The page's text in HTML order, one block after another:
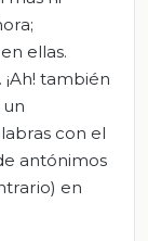
ellas.
también
con el
antónimos
en